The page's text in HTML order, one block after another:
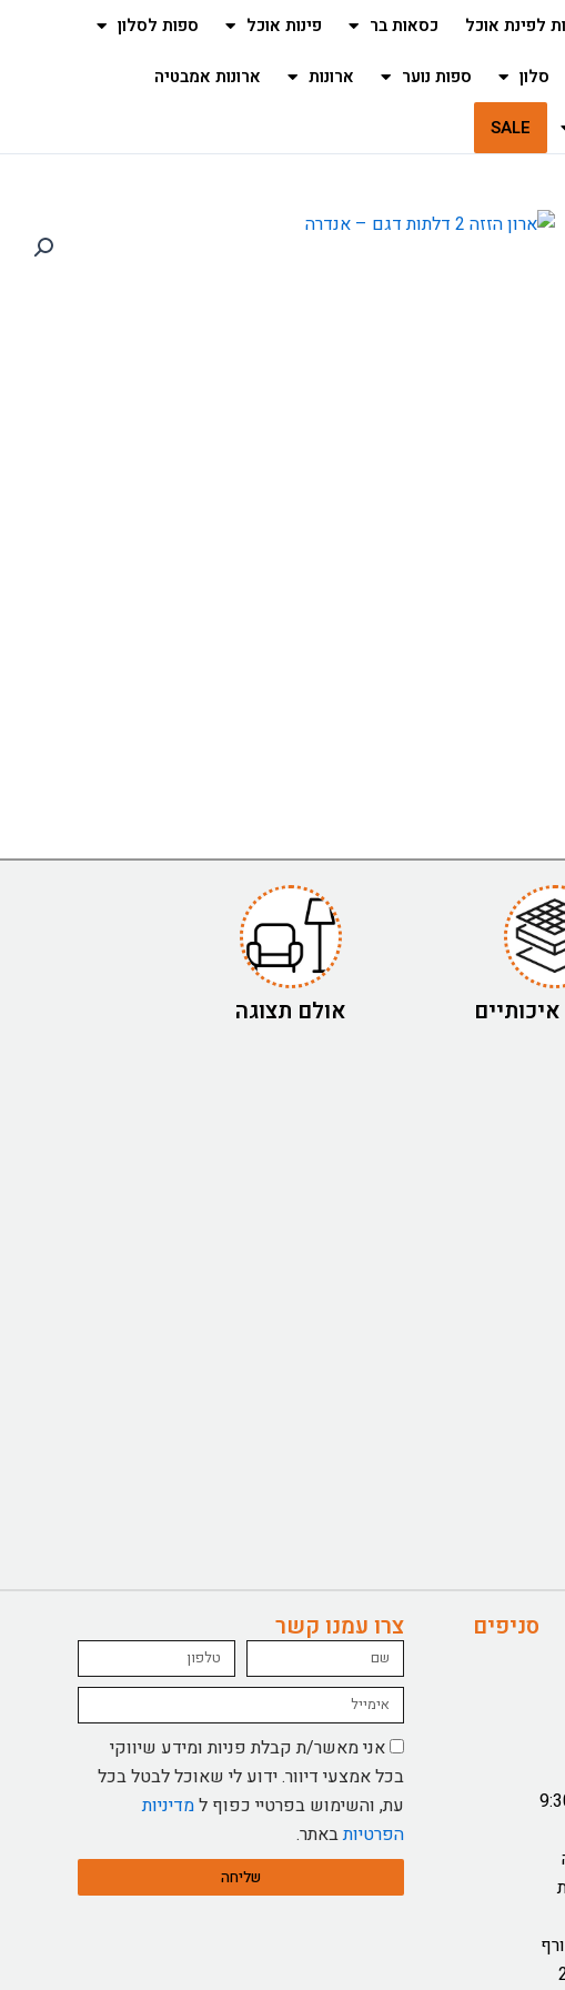
לפינת אוכל כסאות בר פינות אוכל ספות לסלון
סלון ספות נוער ארונות ארונות אמבטיה
SALE
אולם תצוגה
סניפים צרו עמנו קשר
Name
טלפון
Email
אישור
מדיניות
אני מאשר/ת קבלת פניות ומידע שיווקי
בכל אמצעי דיוור. ידוע לי שאוכל לבטל בכל
עת, והשימוש בפרטיי כפוף למדיניות
הפרטיותבאתר.
שליחה